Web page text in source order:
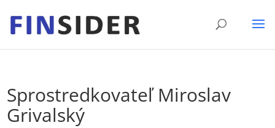
Sprostredkovateľ Miroslav
Grivalský